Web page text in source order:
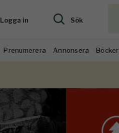
Logga in Sök
Prenumerera Annonsera Böcker